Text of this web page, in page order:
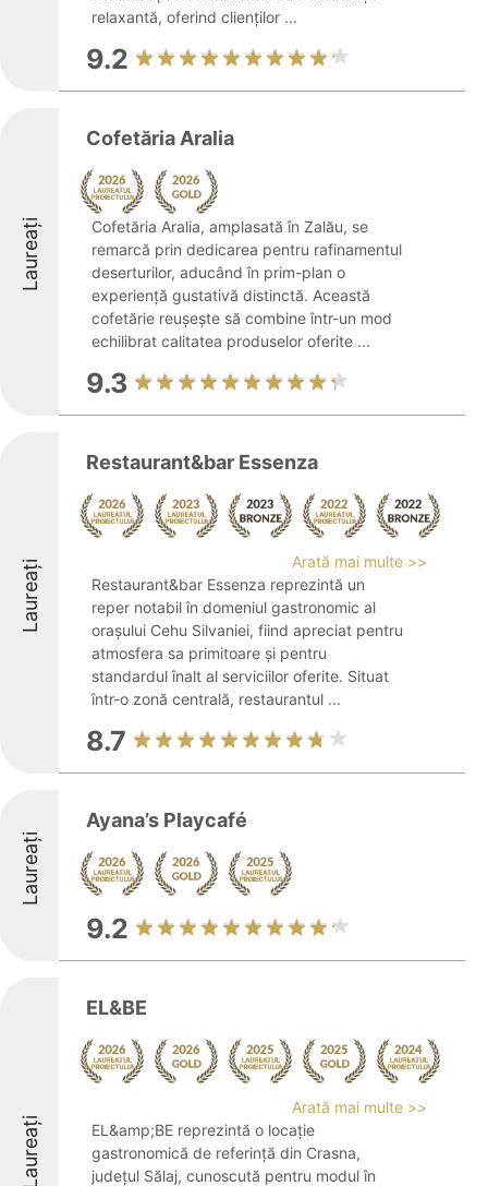
relaxantă, oferind clienților ...
9.2
Laureați
Cofetăria Aralia
Cofetăria Aralia, amplasată în Zalău, se
remarcă prin dedicarea pentru rafinamentul
deserturilor, aducând în prim-plan o
experiență gustativă distinctă. Această
cofetărie reușește să combine într-un mod
echilibrat calitatea produselor oferite ...
9.3
Laureați
Restaurant&bar Essenza
Arată mai multe >>
Restaurant&bar Essenza reprezintă un
reper notabil în domeniul gastronomic al
orașului Cehu Silvaniei, fiind apreciat pentru
atmosfera sa primitoare și pentru
standardul înalt al serviciilor oferite. Situat
într-o zonă centrală, restaurantul ...
8.7
Laureați
Ayana’s Playcafé
9.2
Laureați
EL&BE
Arată mai multe >>
EL&amp;BE reprezintă o locație
gastronomică de referință din Crasna,
județul Sălaj, cunoscută pentru modul în